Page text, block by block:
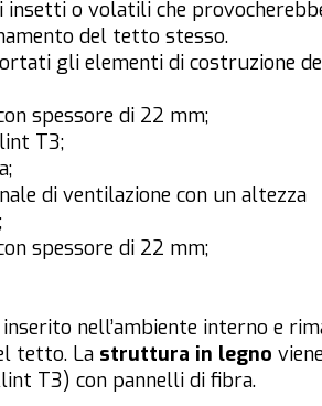
o volatili che
del tetto stesso.
gli elementi di costruzione
spessore di 22 mm;
T3;
di ventilazione con un altezza
spessore di 22 mm;
nell’ambiente interno e
tetto. La struttura in legno
T3) con pannelli di fibra.